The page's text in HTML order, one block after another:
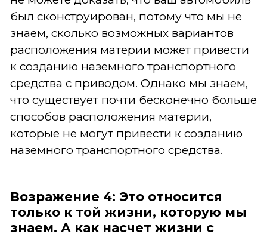
был сконструирован, потому что мы не
знаем, сколько возможных вариантов
расположения материи может привести
к созданию наземного транспортного
средства с приводом. Однако мы знаем,
что существует почти бесконечно больше
способов расположения материи,
которые не могут привести к созданию
наземного транспортного средства.
Возражение 4: Это относится
только к той жизни, которую мы
знаем. А как насчет жизни с